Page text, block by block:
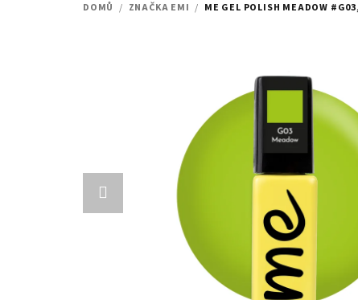
DOMŮ / ZNAČKA EMI / ME GEL POLISH MEADOW